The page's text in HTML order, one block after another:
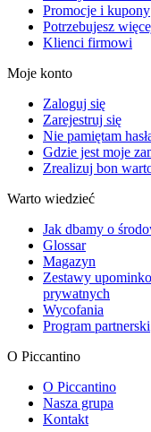
Promocje i kupony
Potrzebujesz
Klienci firmowi
Moje konto
Zaloguj się
Zarejestruj się
Nie pamiętam
Gdzie jest moje
Zrealizuj bon
Warto wiedzieć
Jak dbamy o
Glossar
Magazyn
Zestawy
prywatnych
Wycofania
Program partnerski
O Piccantino
O Piccantino
Nasza grupa
Kontakt